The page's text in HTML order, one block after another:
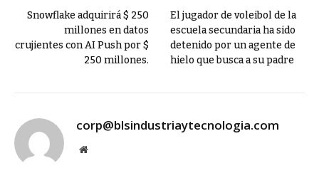
Snowflake adquirirá $ 250
millones en datos
crujientes con AI Push por $
250 millones.
El jugador de voleibol de la
escuela secundaria ha sido
detenido por un agente de
hielo que busca a su padre
corp@blsindustriaytecnologia.com
Website